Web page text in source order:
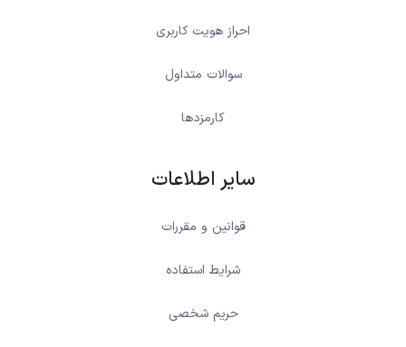
احراز هویت کاربری
سوالات متداول
کارمزدها
سایر اطلاعات
قوانین و مقررات
شرایط استفاده
حریم شخصی